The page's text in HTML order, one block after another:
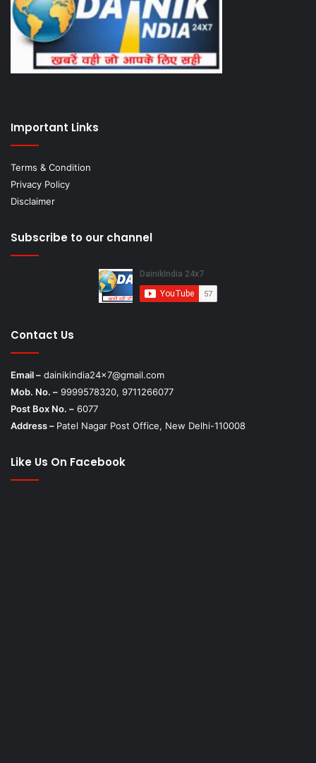
Important Links
Terms & Condition
Privacy Policy
Disclaimer
Subscribe to our channel
Contact Us
Email – dainikindia24x7@gmail.com
Mob. No. – 9999578320, 9711266077
Post Box No. – 6077
Address – Patel Nagar Post Office, New Delhi-110008
Like Us On Facebook